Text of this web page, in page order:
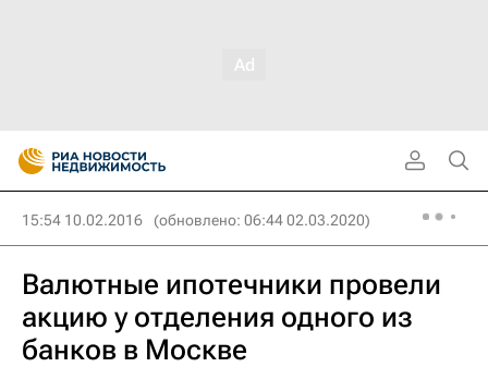
15:54 10.02.2016 (обновлено: 06:44 02.03.2020)
Валютные ипотечники провели
акцию у отделения одного из
банков в Москве